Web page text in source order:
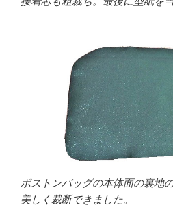
ボストンバッグの本体面の裏地
美しく裁断できました。